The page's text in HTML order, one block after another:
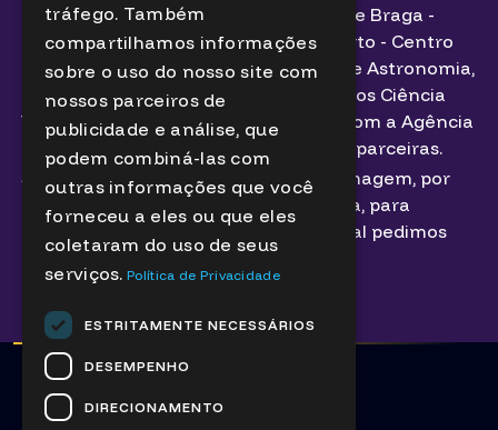
Espaço, Planetário - Casa da Ciência de Braga -
Centro Ciência Viva, Planetário do Porto - Centro
Ciência Viva, Sociedade Portuguesa de Astronomia,
em colaboração com a Rede de Centros Ciência
Viva, o projeto ESERO (uma parceria com a Agência
Espacial Europeia) e outras entidades parceiras.
Se não autorizar a captação da sua imagem, por
favor informe um elemento da equipa, para
receber um badge identificativo, o qual pedimos
que utilize de forma visível.
tráfego. Também
compartilhamos informações
sobre o uso do nosso site com
nossos parceiros de
publicidade e análise, que
podem combiná-las com
outras informações que você
forneceu a eles ou que eles
coletaram do uso de seus
serviços. Política de Privacidade
ESTRITAMENTE NECESSÁRIOS
DESEMPENHO
DIRECIONAMENTO